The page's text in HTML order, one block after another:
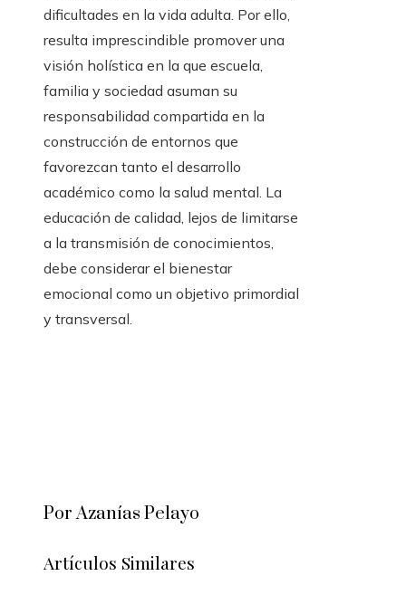
dificultades en la vida adulta. Por ello,
resulta imprescindible promover una
visión holística en la que escuela,
familia y sociedad asuman su
responsabilidad compartida en la
construcción de entornos que
favorezcan tanto el desarrollo
académico como la salud mental. La
educación de calidad, lejos de limitarse
a la transmisión de conocimientos,
debe considerar el bienestar
emocional como un objetivo primordial
y transversal.
Por Azanías Pelayo
Artículos Similares